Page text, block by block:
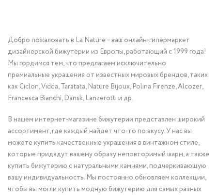
Добро пожаловать в La Nature – ваш онлайн-гипермаркет
дизайнерской бижутерии из Европы, работающий с 1999 года!
Мы гордимся тем, что предлагаем исключительно
премиальные украшения от известных мировых брендов, таких
как Ciclon, Vidda, Taratata, Nature Bijoux, Polina Firenze, Alcozer,
Francesca Bianchi, Dansk, Lanzerotti и др.
В нашем интернет-магазине бижутерии представлен широкий
ассортимент, где каждый найдет что-то по вкусу. У нас вы
можете купить качественные украшения в винтажном стиле,
которые придадут вашему образу неповторимый шарм, а также
купить бижутерию с натуральными камнями, подчеркивающую
вашу индивидуальность. Мы постоянно обновляем коллекции,
чтобы вы могли купить модную бижутерию для самых разных